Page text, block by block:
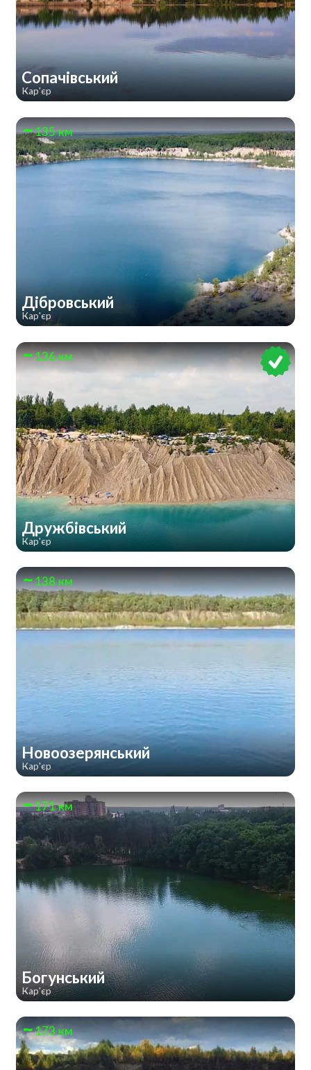
Сопачівський
Кар'єр
135 км
Дібровський
Кар'єр
136 км
Дружбівський
Кар'єр
138 км
Новоозерянський
Кар'єр
171 км
Богунський
Кар'єр
173 км